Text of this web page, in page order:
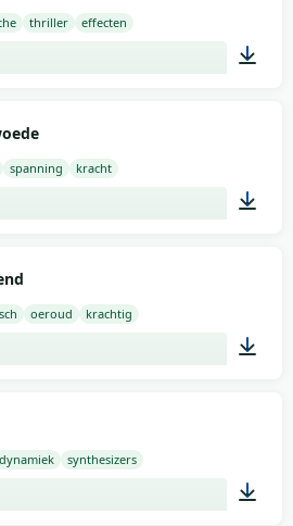
thriller effecten
spanning kracht
oeroud krachtig
dynamiek synthesizers